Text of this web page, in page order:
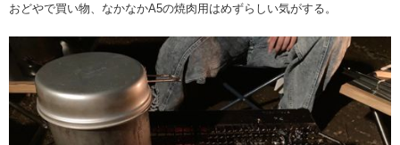
おどやで買い物、なかなかA5の焼肉用はめずらしい気がする。